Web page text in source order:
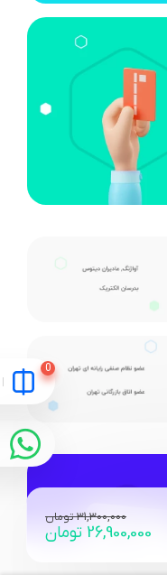
31,300,000تومان
26,900,000 تومان